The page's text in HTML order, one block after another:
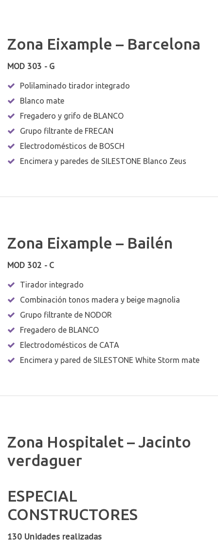
Zona Eixample – Barcelona
MOD 303 - G
Polilaminado tirador integrado
Blanco mate
Fregadero y grifo de BLANCO
Grupo filtrante de FRECAN
Electrodomésticos de BOSCH
Encimera y paredes de SILESTONE Blanco Zeus
Zona Eixample – Bailén
MOD 302 - C
Tirador integrado
Combinación tonos madera y beige magnolia
Grupo filtrante de NODOR
Fregadero de BLANCO
Electrodomésticos de CATA
Encimera y pared de SILESTONE White Storm mate
Zona Hospitalet – Jacinto
verdaguer
ESPECIAL
CONSTRUCTORES
130 Unidades realizadas